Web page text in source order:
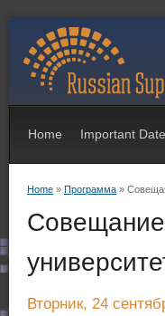
Home Important
Home » Программа »
Совещание
Вторник, 24